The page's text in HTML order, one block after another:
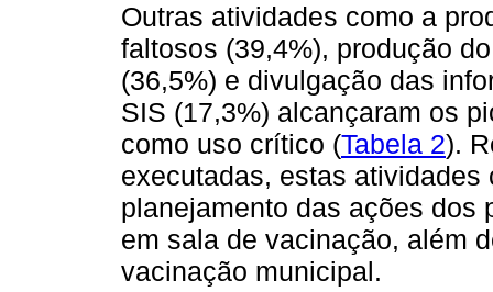
Outras atividades como a
faltosos (39,4%), produção
(36,5%) e divulgação das
SIS (17,3%) alcançaram os
como uso crítico (Tabela 2).
executadas, estas
planejamento das ações dos
em sala de vacinação, além
vacinação municipal.